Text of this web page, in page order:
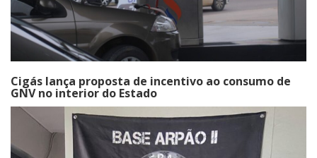
Cigás lança proposta de incentivo ao consumo de
GNV no interior do Estado